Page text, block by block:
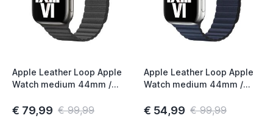
Apple Leather Loop Apple
Watch medium 44mm /
Black
€ 79,99 € 99,99
Apple Leather Loop Apple
Watch medium 44mm /
Diver Blue
€ 54,99 € 99,99